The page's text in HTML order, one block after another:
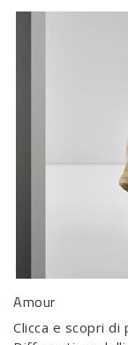
Amour
Clicca e scopri di